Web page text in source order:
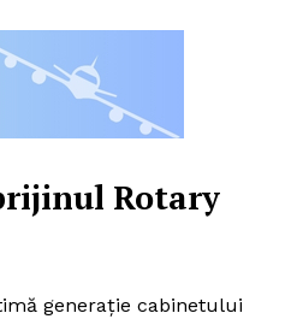
Rotary
generație cabinetului